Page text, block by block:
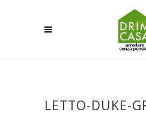
LETTO-DUKE-